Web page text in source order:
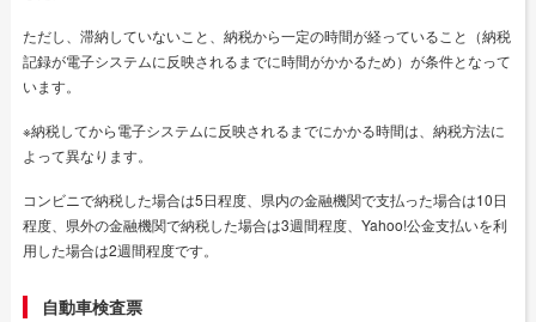
ただし、滞納していないこと、納税から一定の時間が経っていること（納税
記録が電子システムに反映されるまでに時間がかかるため）が条件となって
います。
※納税してから電子システムに反映されるまでにかかる時間は、納税方法に
よって異なります。
コンビニで納税した場合は5日程度、県内の金融機関で支払った場合は10日
程度、県外の金融機関で納税した場合は3週間程度、Yahoo!公金支払いを利
用した場合は2週間程度です。
自動車検査票